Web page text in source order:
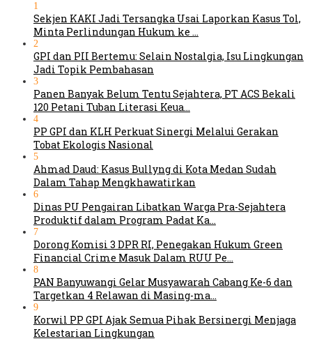
1
Sekjen KAKI Jadi Tersangka Usai Laporkan Kasus Tol,
Minta Perlindungan Hukum ke …
2
GPI dan PII Bertemu: Selain Nostalgia, Isu Lingkungan
Jadi Topik Pembahasan
3
Panen Banyak Belum Tentu Sejahtera, PT ACS Bekali
120 Petani Tuban Literasi Keua…
4
PP GPI dan KLH Perkuat Sinergi Melalui Gerakan
Tobat Ekologis Nasional
5
Ahmad Daud: Kasus Bullyng di Kota Medan Sudah
Dalam Tahap Mengkhawatirkan
6
Dinas PU Pengairan Libatkan Warga Pra-Sejahtera
Produktif dalam Program Padat Ka…
7
Dorong Komisi 3 DPR RI, Penegakan Hukum Green
Financial Crime Masuk Dalam RUU Pe…
8
PAN Banyuwangi Gelar Musyawarah Cabang Ke-6 dan
Targetkan 4 Relawan di Masing-ma…
9
Korwil PP GPI Ajak Semua Pihak Bersinergi Menjaga
Kelestarian Lingkungan